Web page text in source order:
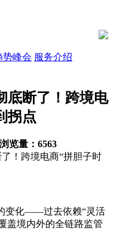
势峰会 服务介绍
底断了！跨境电
拐点
浏览量：6563
！跨境电商“拼胆子时
变化——过去依赖“灵活
盖境内外的全链路监管